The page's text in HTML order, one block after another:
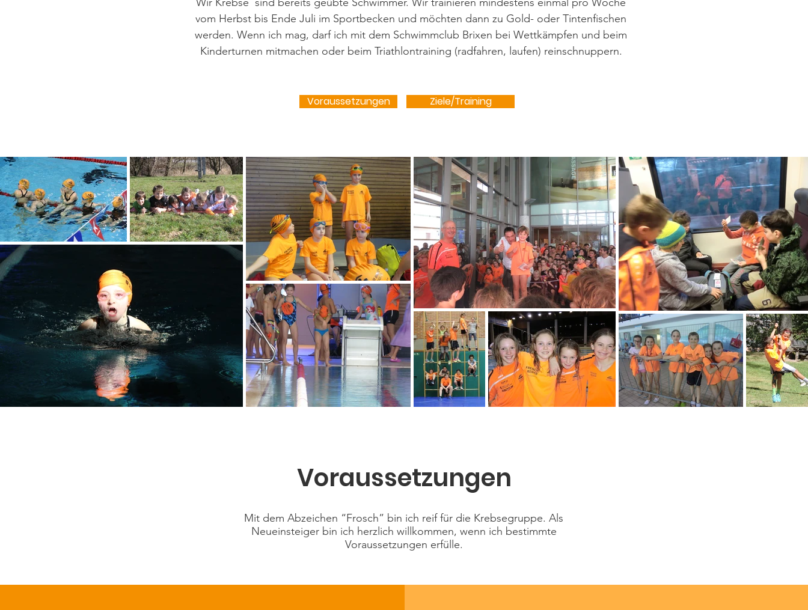
vom Herbst bis Ende Juli im Sportbecken und möchten dann zu Gold- oder Tintenfischen
werden. Wenn ich mag, darf ich mit dem Schwimmclub Brixen bei Wettkämpfen und beim
Kinderturnen mitmachen oder beim Triathlontraining (radfahren, laufen) reinschnuppern.
Voraussetzungen Ziele/Training
Voraussetzungen
Mit dem Abzeichen “Frosch” bin ich reif für die Krebsegruppe. Als
Neueinsteiger bin ich herzlich willkommen, wenn ich bestimmte
Voraussetzungen erfülle.